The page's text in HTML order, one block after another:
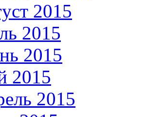
2015
2015
2015
2015
2015